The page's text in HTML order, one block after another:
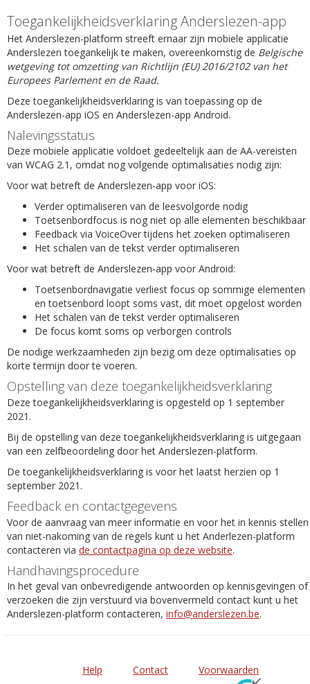
Toegankelijkheidsverklaring Anderslezen-app
Het Anderslezen-platform streeft ernaar zijn mobiele applicatie
Anderslezen toegankelijk te maken, overeenkomstig de Belgische
wetgeving tot omzetting van Richtlijn (EU) 2016/2102 van het
Europees Parlement en de Raad.
Deze toegankelijkheidsverklaring is van toepassing op de
Anderslezen-app iOS en Anderslezen-app Android.
Nalevingsstatus
Deze mobiele applicatie voldoet gedeeltelijk aan de AA-vereisten
van WCAG 2.1, omdat nog volgende optimalisaties nodig zijn:
Voor wat betreft de Anderslezen-app voor iOS:
Verder optimaliseren van de leesvolgorde nodig
Toetsenbordfocus is nog niet op alle elementen beschikbaar
Feedback via VoiceOver tijdens het zoeken optimaliseren
Het schalen van de tekst verder optimaliseren
Voor wat betreft de Anderslezen-app voor Android:
Toetsenbordnavigatie verliest focus op sommige elementen
en toetsenbord loopt soms vast, dit moet opgelost worden
Het schalen van de tekst verder optimaliseren
De focus komt soms op verborgen controls
De nodige werkzaamheden zijn bezig om deze optimalisaties op
korte termijn door te voeren.
Opstelling van deze toegankelijkheidsverklaring
Deze toegankelijkheidsverklaring is opgesteld op 1 september
2021.
Bij de opstelling van deze toegankelijkheidsverklaring is uitgegaan
van een zelfbeoordeling door het Anderslezen-platform.
De toegankelijkheidsverklaring is voor het laatst herzien op 1
september 2021.
Feedback en contactgegevens
Voor de aanvraag van meer informatie en voor het in kennis stellen
van niet-nakoming van de regels kunt u het Anderlezen-platform
contacteren via de contactpagina op deze website.
Handhavingsprocedure
In het geval van onbevredigende antwoorden op kennisgevingen of
verzoeken die zijn verstuurd via bovenvermeld contact kunt u het
Anderslezen-platform contacteren, info@anderslezen.be.
Help Contact
Voorwaarden